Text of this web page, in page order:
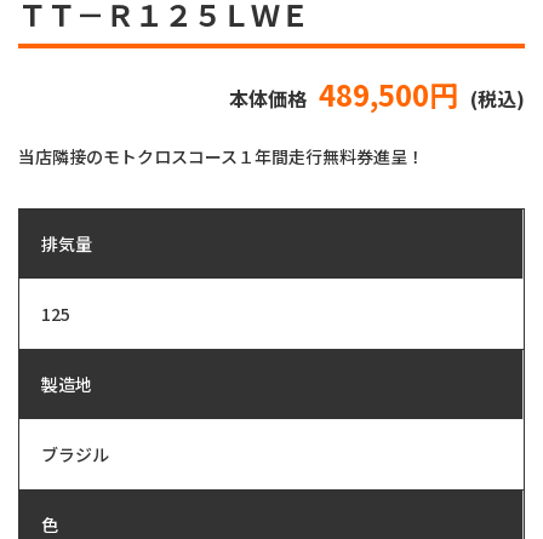
ＴＴ－Ｒ１２５ＬＷＥ
本体価格 489,500円 (税込)
当店隣接のモトクロスコース１年間走行無料券進呈！
排気量
125
製造地
ブラジル
色